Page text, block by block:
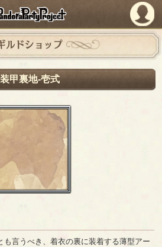
PandoraPartyProject
ルドショップ
装甲裏地-壱式
も言うべき、着衣の裏に装着する薄型アー